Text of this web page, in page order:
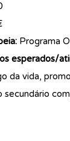
Programa
esperados/
da vida,
secundário